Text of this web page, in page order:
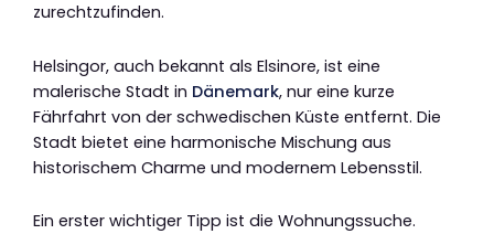
zurechtzufinden.
Helsingor, auch bekannt als Elsinore, ist eine
malerische Stadt in Dänemark, nur eine kurze
Fährfahrt von der schwedischen Küste entfernt. Die
Stadt bietet eine harmonische Mischung aus
historischem Charme und modernem Lebensstil.
Ein erster wichtiger Tipp ist die Wohnungssuche.